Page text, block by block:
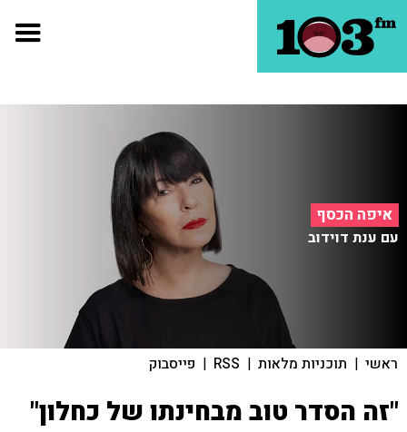
איפה הכסף
עם ענת דוידוב
ראשי | תוכניות מלאות |
RSS
| פייסבוק
"זה הסדר טוב מבחינתו של כחלון"